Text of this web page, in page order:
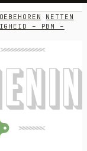
NETTEN
– PBM –